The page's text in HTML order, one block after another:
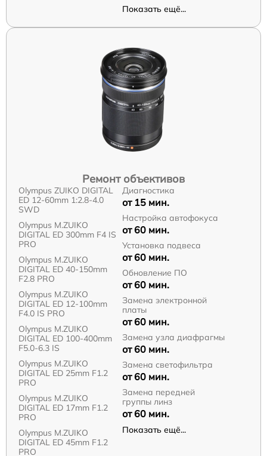
Показать ещё...
Ремонт объективов
Olympus ZUIKO DIGITAL
ED 12-60mm 1:2.8-4.0
SWD
Olympus M.ZUIKO
DIGITAL ED 300mm F4 IS
PRO
Olympus M.ZUIKO
DIGITAL ED 40-150mm
F2.8 PRO
Olympus M.ZUIKO
DIGITAL ED 12‑100mm
F4.0 IS PRO
Olympus M.ZUIKO
DIGITAL ED 100-400mm
F5.0-6.3 IS
Olympus M.ZUIKO
DIGITAL ED 25mm F1.2
PRO
Olympus M.ZUIKO
DIGITAL ED 17mm F1.2
PRO
Olympus M.ZUIKO
DIGITAL ED 45mm F1.2
PRO
Диагностика
от 15 мин.
Настройка автофокуса
от 60 мин.
Установка подвеса
от 60 мин.
Обновление ПО
от 60 мин.
Замена электронной
платы
от 60 мин.
Замена узла диафрагмы
от 60 мин.
Замена светофильтра
от 60 мин.
Замена передней
группы линз
от 60 мин.
Показать ещё...